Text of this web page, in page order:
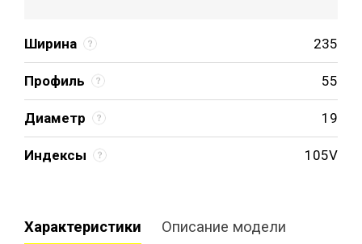
Ширина 235
Профиль 55
Диаметр 19
Индексы 105V
Характеристики Описание модели